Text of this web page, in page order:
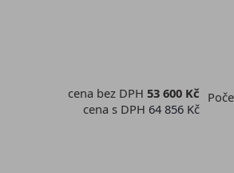
cena bez DPH 53 600 Kč
cena s DPH 64 856 Kč